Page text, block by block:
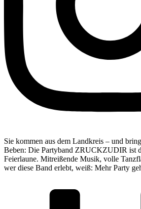
Sie kommen aus dem Landkreis – und
Beben: Die Partyband ZRUCKZUDIR ist
Feierlaune. Mitreißende Musik, volle
wer diese Band erlebt, weiß: Mehr Party